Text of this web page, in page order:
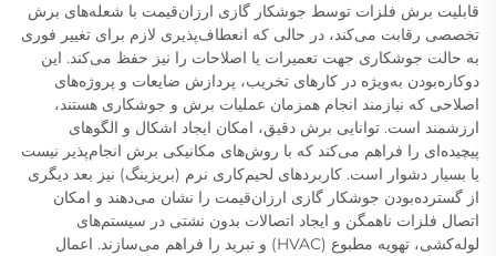
قابلیت برش فلزات توسط جوشکار گازی ارزان‌قیمت با شعله‌های برش
تخصصی رقابت می‌کند، در حالی که انعطاف‌پذیری لازم برای تغییر فوری
به حالت جوشکاری جهت تعمیرات یا اصلاحات را نیز حفظ می‌کند. این
دوکاره‌بودن به‌ویژه در کارهای تخریب، پردازش ضایعات و پروژه‌های
اصلاحی که نیازمند انجام همزمان عملیات برش و جوشکاری هستند،
ارزشمند است. توانایی برش دقیق، امکان ایجاد اشکال و الگوهای
پیچیده‌ای را فراهم می‌کند که با روش‌های مکانیکی برش انجام‌پذیر نیست
یا بسیار دشوار است. کاربردهای لحیم‌کاری نرم (بریزینگ) نیز بعد دیگری
از گسترده‌بودن جوشکار گازی ارزان‌قیمت را نشان می‌دهند و امکان
اتصال فلزات ناهمگن و ایجاد اتصالات بدون نشتی در سیستم‌های
لوله‌کشی، تهویه مطبوع (HVAC) و تبرید را فراهم می‌سازند. اعمال